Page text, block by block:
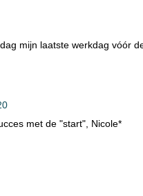
mijn laatste werkdag vóór
met de "start", Nicole*